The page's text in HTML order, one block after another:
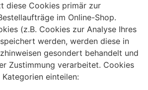
diese Cookies primär zur
im Online-Shop.
(z.B. Cookies zur Analyse Ihres
werden, werden diese in
gesondert behandelt und
Zustimmung verarbeitet. Cookies
einteilen: